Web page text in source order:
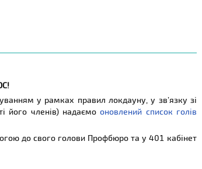
у рамках правил локдауну, у зв’язку зі
його членів) надаємооновлений список голів
до свого голови Профбюро та у 401 кабінет